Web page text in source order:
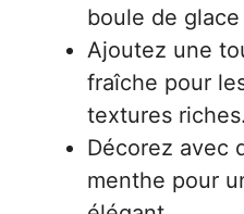
boule de
Ajoutez une
fraîche pour
textures riches.
Décorez avec
menthe pour